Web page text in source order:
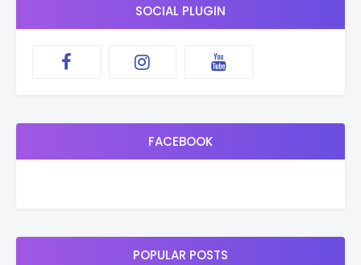
SOCIAL PLUGIN
FACEBOOK
POPULAR POSTS